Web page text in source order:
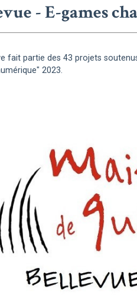
- E-games
fait partie des 43 projets
2023.